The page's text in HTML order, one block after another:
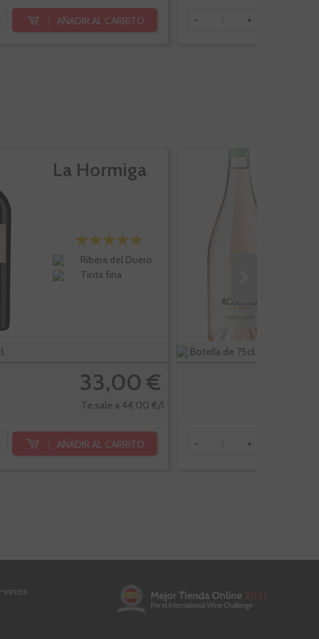
AÑADIR AL CARRITO - +
La Hormiga
Ribera del Duero
Tinta fina
33,00 €
Te sale a 44,00 €/l
AÑADIR AL CARRITO
Botella de 75cl.
- +